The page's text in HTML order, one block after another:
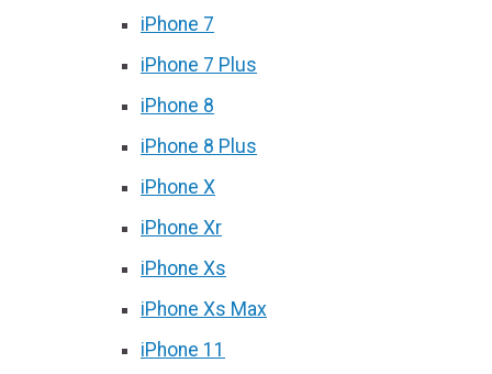
iPhone 7
iPhone 7 Plus
iPhone 8
iPhone 8 Plus
iPhone X
iPhone Xr
iPhone Xs
iPhone Xs Max
iPhone 11